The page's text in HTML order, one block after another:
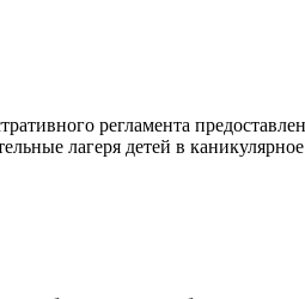
регламента
лагеря детей в